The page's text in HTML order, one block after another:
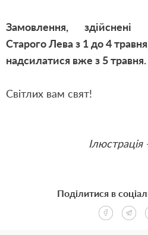
Замовлення, здійснені
Старого Лева з 1 до 4
надсилатися вже з 5 травня.
Світлих вам свят!
Поділитися в